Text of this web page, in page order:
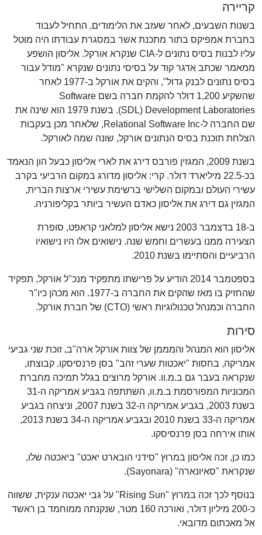
קריירה
בשנות השבעים, לאחר שעזב את הלימודים, התחיל לעבוד
בחברת אמפיקס בתור מתכנת אשר במסגרת עבודתו היה מוטל
עליו לבנות בסיס נתונים ל-CIA שנקרא אורקל. אליסון הושפע
ממאמר שכתב אדגר קוד על בסיסי נתונים שנקרא "מודל עבור
בסיס נתונים לבנק גדול", והקים את אורקל ב-1977 לאחר
שהשקיע 1,200 דולר להקמת חברה בשם Software
Development Laboratories‏ (SDL). בשנת 1979 הוא שינה את
שם החברה ל-Relational Software Inc, שלאחר מכן בעקבות
הצלחת תוכנת בסיס הנתונים אורקל, שונה שמה לאורקל.
בשנת 2009, המגזין פורבס דירג את לארי אליסון כבעל הון הנאמד
בכ-22.5 מיליארד דולר. קרי: אליסון מדורג במקום הרביעי בקרב
עשירי העולם ובמקום השלישי ברשימת עשירי ארצות הברית,
המגזין גם דירג את אליסון כאדם העשיר ביותר בקליפורניה.
ב-18 בדצמבר 2003 נישא אליסון למלאני קראפט, סופרת
הצעירה ממנו בעשרים וחמש שנה. נישואים אלו היו נישואיו
הרביעיים והסתיימו בשנת 2010.
בספטמבר 2014 הודיע על פרישתו מתפקיד מנכ"ל אורקל, תפקיד
שהחזיק בו מאז שהקים את החברה ב-1977. הוא מכהן כיו"ר
החברה וכמנהל טכנולוגיות ראשי (CTO) של חברת אורקל.
סירות
אליסון הוא המנהל והמממן של צוות אורקל ארה"ב, זוכת שני גביעי
אמריקה, בחסות "יאכטות שערי זהב" בסן פרנסיסקו. קבוצתו,
שנקראה בעבר גם ב.מ.וו. אורקל מרוצים בגלל תמיכה מחברת
המכוניות המפורסמת ב.מ.וו, השתתפה בגביע אמריקה ה-31
בשנת 2003, בגביע אמריקה ה-32 בשנת 2007, וניצחה בגביע
אמריקה ה-33 בשנת 2010 ובגביע אמריקה ה-34 בשנת 2013,
אותו אירחה בסן פרנסיסקו.
כמו כן, זכה אליסון במרוץ "סידני הובארט יאכט" ביאכטה שלו,
שנקראת "סאיונארה" (Sayonara).
בנוסף לכך זכה במרוץ "Rising Sun" על גבי יאכטה ענקית, ששווה
כ-200 מיליון דולר, ואורכה 160 מטר, שנקנתה ממוחמד בן ראשד
אל מאכתום מדובאי.